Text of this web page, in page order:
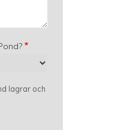
lagrar och